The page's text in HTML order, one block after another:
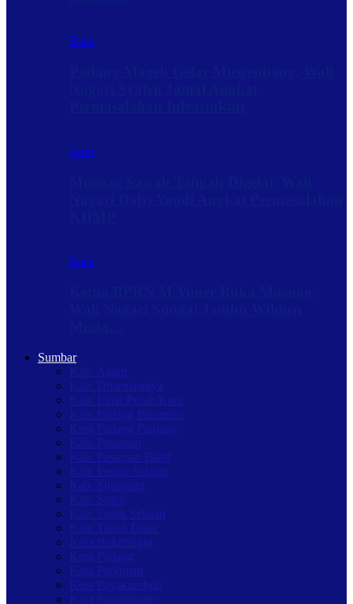
Baru
Baru
Baru
Sumbar
Kab. Agam
Kab. Dharmasraya
Kab. Lima Puluh Kota
Kab. Padang Pariaman
Kota Padang Panjang
Kab. Pasaman
Kab. Pasaman Barat
Kab. Pesisir Selatan
Kab. Sijunjung
Kab. Solok
Kab. Solok Selatan
Kab. Tanah Datar
Kota Bukittinggi
Kota Padang
Kota Pariaman
Kota Payakumbuh
Kota Sawahlunto